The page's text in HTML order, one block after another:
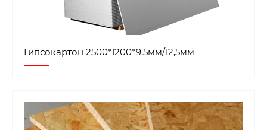
Гипсокартон 2500*1200*9,5мм/12,5мм